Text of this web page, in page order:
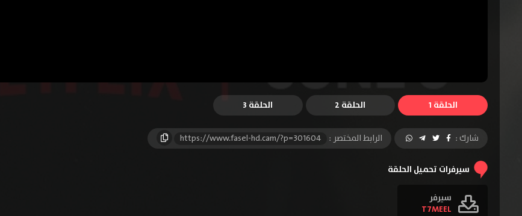
الحلقة 1 الحلقة 2 الحلقة 3
شارك : الرابط المختصر : https://www.fasel-hd.cam/?p=301604
سيرفرات تحميل الحلقة
سيرفر
T7MEEL